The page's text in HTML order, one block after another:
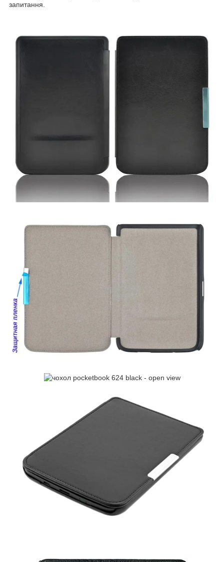
запитання.